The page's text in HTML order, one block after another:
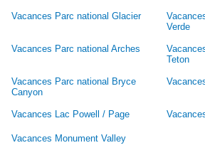
Vacances Parc national Glacier
Verde
Vacances Parc national Arches
Teton
Vacances Parc national Bryce
Canyon
Vacances Lac Powell / Page
Vacances Monument Valley